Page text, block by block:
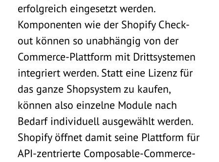
erfolgreich eingesetzt werden.
Komponenten wie der Shopify Check-
out können so unabhängig von der
Commerce-Plattform mit Drittsystemen
integriert werden. Statt eine Lizenz für
das ganze Shopsystem zu kaufen,
können also einzelne Module nach
Bedarf individuell ausgewählt werden.
Shopify öffnet damit seine Plattform für
API-zentrierte Composable-Commerce-